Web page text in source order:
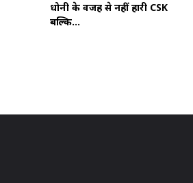
धोनी के वजह से नहीं हारी CSK
बल्कि...